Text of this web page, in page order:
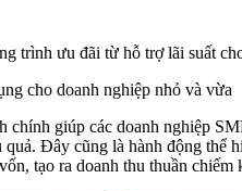
trình ưu đãi từ hỗ trợ lãi suất
cho doanh nghiệp nhỏ và vừa
chính giúp các doanh nghiệp
quả. Đây cũng là hành động
tạo ra doanh thu thuần